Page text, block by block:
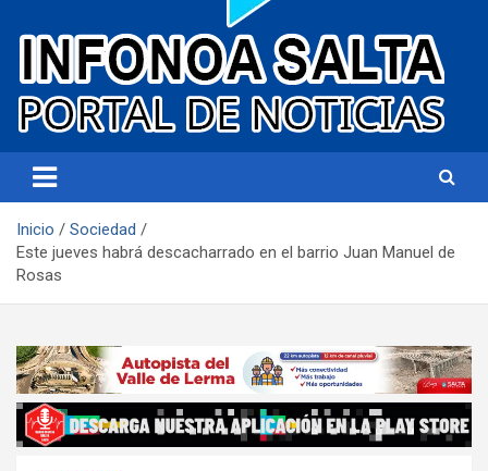
Infonoa Salta
Inicio
Sociedad
Este jueves habrá descacharrado en el barrio Juan Manuel de
Rosas